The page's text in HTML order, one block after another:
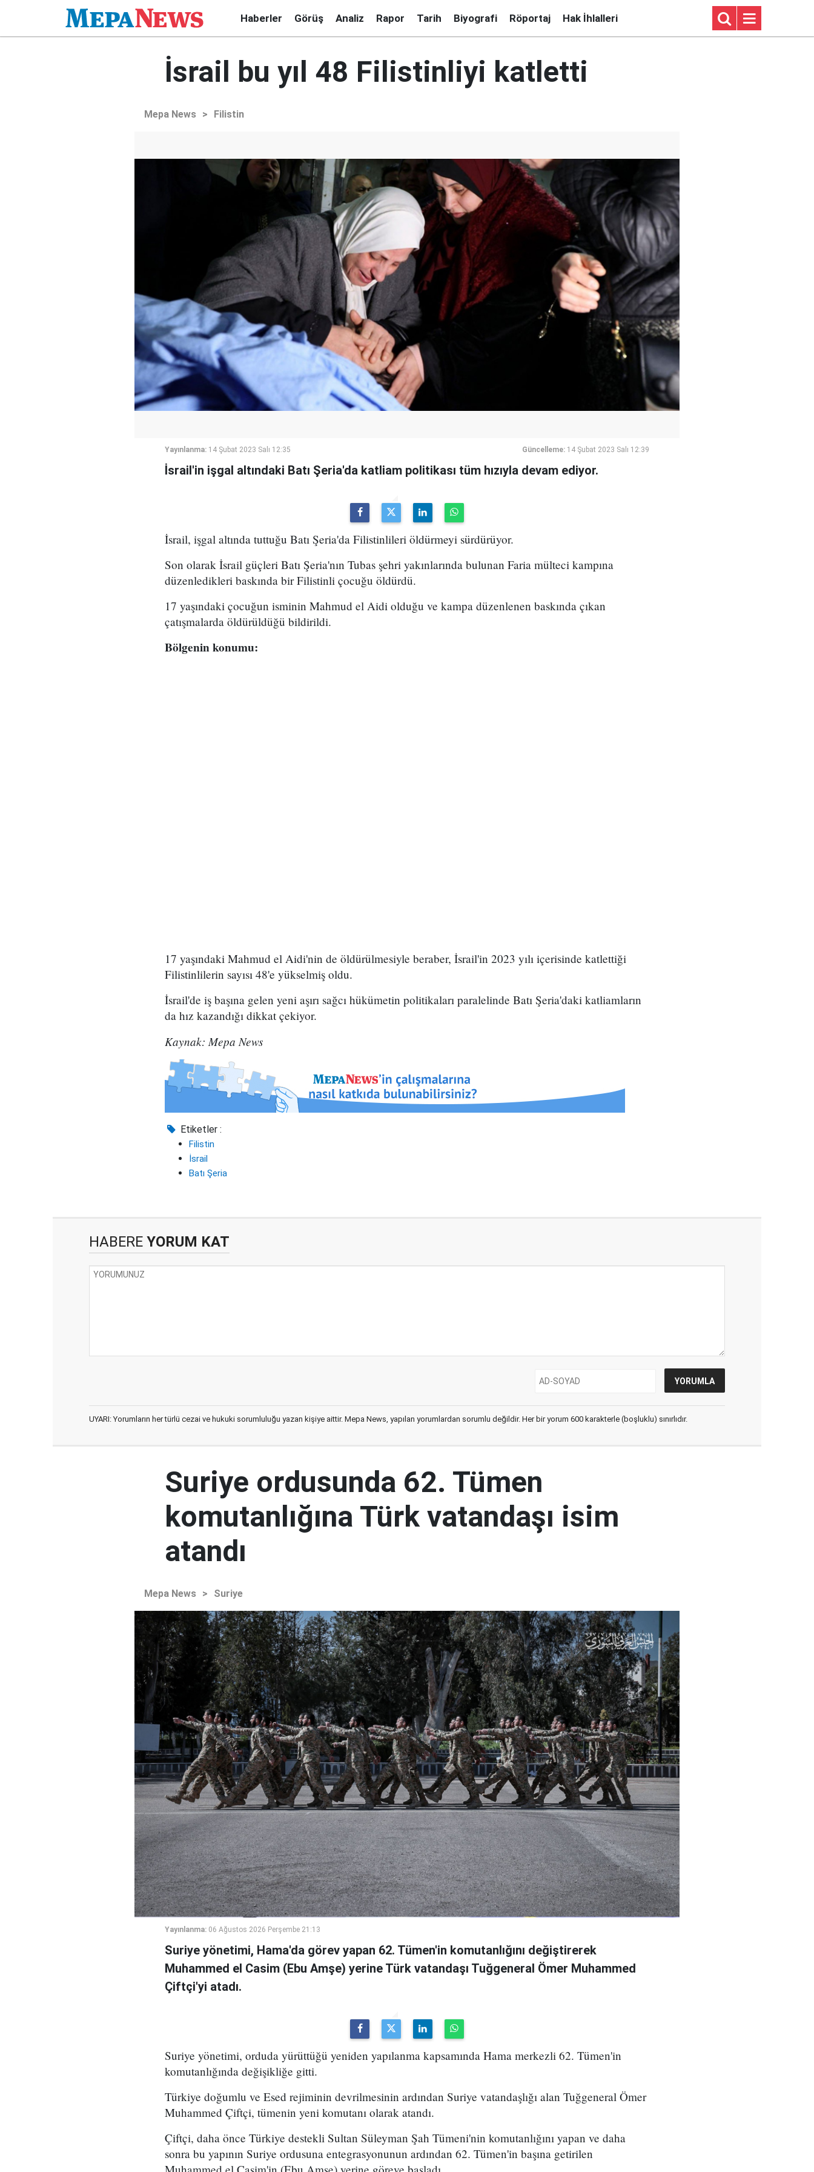
Haberler Görüş Analiz Rapor Tarih Biyografi Röportaj Hak İhlalleri
İsrail bu yıl 48 Filistinliyi katletti
Mepa News > Filistin
Yayınlanma: 14 Şubat 2023 Salı 12:35 Güncelleme: 14 Şubat 2023 Salı 12:39
İsrail'in işgal altındaki Batı Şeria'da katliam politikası tüm hızıyla devam ediyor.
İsrail, işgal altında tuttuğu Batı Şeria'da Filistinlileri öldürmeyi sürdürüyor.
Son olarak İsrail güçleri Batı Şeria'nın Tubas şehri yakınlarında bulunan Faria mülteci kampına
düzenledikleri baskında bir Filistinli çocuğu öldürdü.
17 yaşındaki çocuğun isminin Mahmud el Aidi olduğu ve kampa düzenlenen baskında çıkan
çatışmalarda öldürüldüğü bildirildi.
Bölgenin konumu:
17 yaşındaki Mahmud el Aidi'nin de öldürülmesiyle beraber, İsrail'in 2023 yılı içerisinde katlettiği
Filistinlilerin sayısı 48'e yükselmiş oldu.
İsrail'de iş başına gelen yeni aşırı sağcı hükümetin politikaları paralelinde Batı Şeria'daki katliamların
da hız kazandığı dikkat çekiyor.
Kaynak: Mepa News
Etiketler :
Filistin
İsrail
Batı Şeria
HABERE YORUM KAT
UYARI: Yorumların her türlü cezai ve hukuki sorumluluğu yazan kişiye aittir. Mepa News, yapılan yorumlardan sorumlu değildir. Her bir yorum 600 karakterle (boşluklu) sınırlıdır.
Suriye ordusunda 62. Tümen
komutanlığına Türk vatandaşı isim
atandı
Mepa News > Suriye
Yayınlanma: 06 Ağustos 2026 Perşembe 21:13
Suriye yönetimi, Hama'da görev yapan 62. Tümen'in komutanlığını değiştirerek
Muhammed el Casim (Ebu Amşe) yerine Türk vatandaşı Tuğgeneral Ömer Muhammed
Çiftçi'yi atadı.
Suriye yönetimi, orduda yürüttüğü yeniden yapılanma kapsamında Hama merkezli 62. Tümen'in
komutanlığında değişikliğe gitti.
Türkiye doğumlu ve Esed rejiminin devrilmesinin ardından Suriye vatandaşlığı alan Tuğgeneral Ömer
Muhammed Çiftçi, tümenin yeni komutanı olarak atandı.
Çiftçi, daha önce Türkiye destekli Sultan Süleyman Şah Tümeni'nin komutanlığını yapan ve daha
sonra bu yapının Suriye ordusuna entegrasyonunun ardından 62. Tümen'in başına getirilen
Muhammed el Casim'in (Ebu Amşe) yerine göreve başladı.